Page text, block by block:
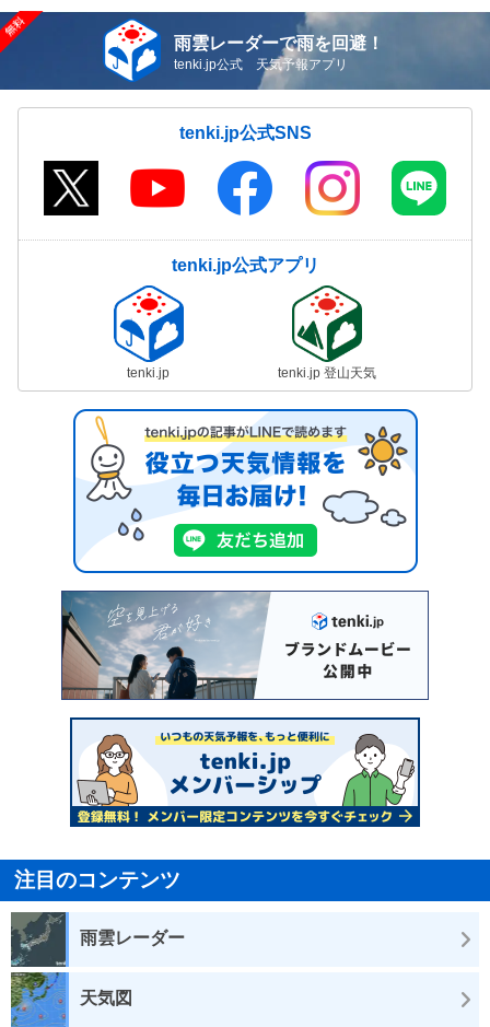
雨雲レーダーで雨を回避！
tenki.jp公式 天気予報アプリ
tenki.jp公式SNS
tenki.jp公式アプリ
tenki.jp tenki.jp 登山天気
注目のコンテンツ
雨雲レーダー
天気図